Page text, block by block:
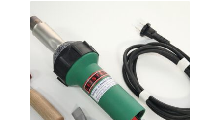
Warenkorb